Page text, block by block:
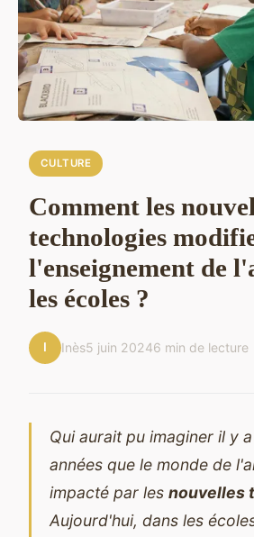
CULTURE
Comment les
technologies
l'enseignement de
les écoles ?
I Inès5 juin 20246 min de lecture
Qui aurait pu imaginer il y
années que le monde de
impacté par les nouvelles
Aujourd'hui, dans les